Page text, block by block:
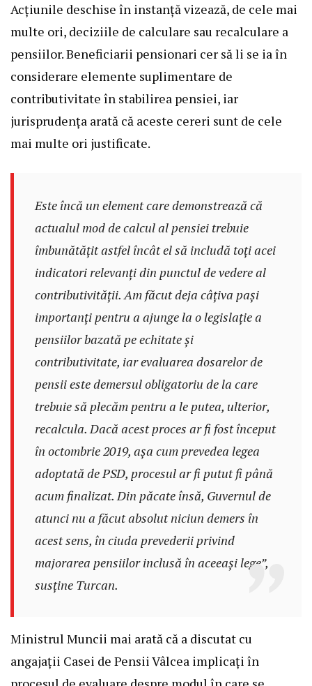
Acțiunile deschise în instanță vizează, de cele mai
multe ori, deciziile de calculare sau recalculare a
pensiilor. Beneficiarii pensionari cer să li se ia în
considerare elemente suplimentare de
contributivitate în stabilirea pensiei, iar
jurisprudența arată că aceste cereri sunt de cele
mai multe ori justificate.
Este încă un element care demonstrează că
actualul mod de calculal pensiei trebuie
îmbunătățit astfel încât el să includă toți acei
indicatori relevanți din punctul de vedere al
contributivității. Am făcut deja câțiva pași
importanți pentru a ajunge la o legislație a
pensiilor bazată pe echitate și
contributivitate, iar evaluarea dosarelor de
pensii este demersul obligatoriu de la care
trebuie să plecăm pentru a le putea, ulterior,
recalcula. Dacă acest proces ar fi fost început
în octombrie 2019, așa cum prevedea legea
adoptată de PSD, procesul ar fi putut fi până
acum finalizat. Din păcate însă, Guvernul de
atunci nu a făcut absolut niciun demers în
acest sens, în ciuda prevederii privind
majorarea pensiilor inclusă în aceeași lege”,
susține Turcan.
Ministrul Muncii mai arată că a discutat cu
angajații Casei de Pensii Vâlcea implicați în